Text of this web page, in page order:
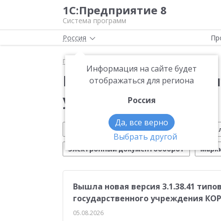
1С:Предприятие 8
Система программ
Россия
Информация на сайте будет
отображаться для региона
Россия
Да, все верно
Выбрать другой
Главная
Новости
учет»
Обновление 1С Малому бизнесу
Электронный документооборот
CRM Управление производством ИТС
Платформа 1С:Предприятие 8 ЕГАИС
Вышла новая версия 3.1.38.41
государственного учреждения
05.08.2026